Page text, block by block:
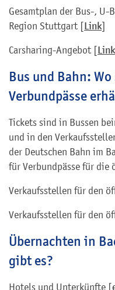
Gesamtplan der Bus-, U-
Region Stuttgart [Link]
Carsharing-Angebot [Link
Bus und Bahn:
Verbundpässe
Tickets sind in Bussen
und in den
der Deutschen Bahn im
für Verbundpässe für
Verkaufsstellen für den
Verkaufsstellen für den
Übernachten in
gibt es?
Hotels und Unterkünfte [